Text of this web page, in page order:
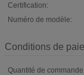
Certification:
Numéro de modèle:
Conditions de
Quantité de